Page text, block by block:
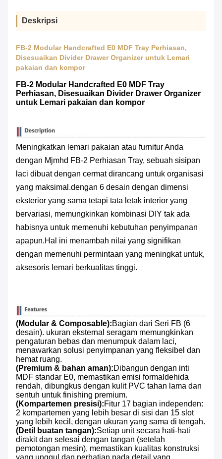
Deskripsi
FB-2 Modular Handcrafted E0 MDF Tray Perhiasan,
Disesuaikan Divider Drawer Organizer untuk Lemari
pakaian dan kompor
FB-2 Modular Handcrafted E0 MDF Tray
Perhiasan, Disesuaikan Divider Drawer Organizer
untuk Lemari pakaian dan kompor
Meningkatkan lemari pakaian atau furnitur Anda
dengan Mjmhd FB-2 Perhiasan Tray, sebuah sisipan
laci dibuat dengan cermat dirancang untuk organisasi
yang maksimal.dengan 6 desain dengan dimensi
eksterior yang sama tetapi tata letak interior yang
bervariasi, memungkinkan kombinasi DIY tak ada
habisnya untuk memenuhi kebutuhan penyimpanan
apapun.Hal ini menambah nilai yang signifikan
dengan memenuhi permintaan yang meningkat untuk,
aksesoris lemari berkualitas tinggi.
(Modular & Composable):Bagian dari Seri FB (6
desain). ukuran eksternal seragam memungkinkan
pengaturan bebas dan menumpuk dalam laci,
menawarkan solusi penyimpanan yang fleksibel dan
hemat ruang.
(Premium & bahan aman):Dibangun dengan inti
MDF standar E0, memastikan emisi formaldehida
rendah, dibungkus dengan kulit PVC tahan lama dan
sentuh untuk finishing premium.
(Kompartemen presisi):Fitur 17 bagian independen:
2 kompartemen yang lebih besar di sisi dan 15 slot
yang lebih kecil, dengan ukuran yang sama di tengah.
(Detil buatan tangan):Setiap unit secara hati-hati
dirakit dan selesai dengan tangan (setelah
pemotongan mesin), memastikan kualitas konstruksi
yang unggul dan perhatian pada detail yang